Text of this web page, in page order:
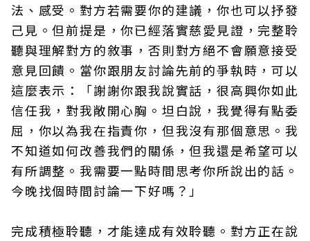
法、感受。對方若需要你的建議，你也可以抒發
己見。但前提是，你已經落實慈愛見證，完整聆
聽與理解對方的敘事，否則對方絕不會願意接受
意見回饋。當你跟朋友討論先前的爭執時，可以
這麼表示：「謝謝你跟我說實話，很高興你如此
信任我，對我敞開心胸。坦白說，我覺得有點委
屈，你以為我在指責你，但我沒有那個意思。我
不知道如何改善我們的關係，但我還是希望可以
有所調整。我需要一點時間思考你所說出的話。
今晚找個時間討論一下好嗎？」
完成積極聆聽，才能達成有效聆聽。對方正在說